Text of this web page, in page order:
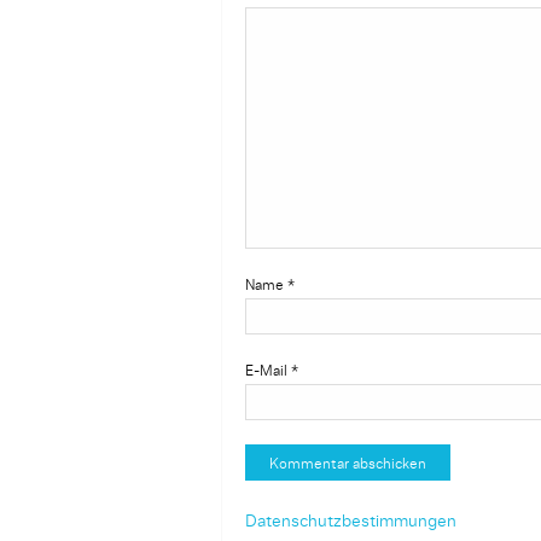
Name *
E-Mail *
Datenschutzbestimmungen